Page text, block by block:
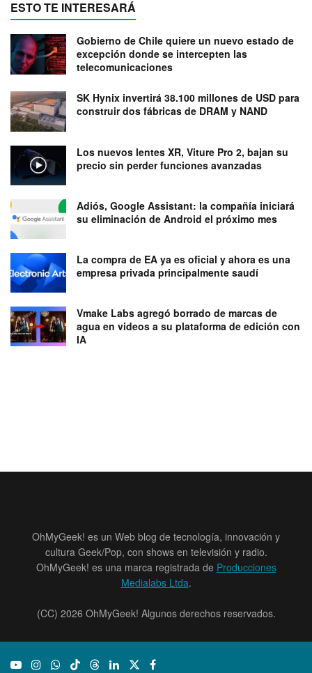
ESTO TE INTERESARÁ
Gobierno de Chile quiere un nuevo estado de
excepción donde se intercepten las
telecomunicaciones
SK Hynix invertirá 38.100 millones de USD para
construir dos fábricas de DRAM y NAND
Los nuevos lentes XR, Viture Pro 2, bajan su
precio sin perder funciones avanzadas
Adiós, Google Assistant: la compañía iniciará
su eliminación de Android el próximo mes
La compra de EA ya es oficial y ahora es una
empresa privada principalmente saudí
Vmake Labs agregó borrado de marcas de
agua en videos a su plataforma de edición con
IA
OhMyGeek! es un Web blog de tecnología, innovación y
cultura Geek/Pop, con shows en televisión y radio.
OhMyGeek! es una marca registrada de Producciones
Medialabs Ltda.
(CC) 2026 OhMyGeek! Algunos derechos reservados.